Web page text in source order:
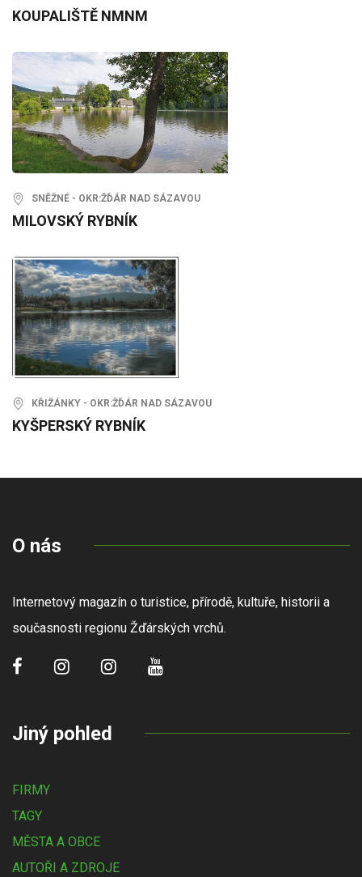
KOUPALIŠTĚ NMNM
SNĚŽNÉ - OKR:ŽĎÁR NAD SÁZAVOU
MILOVSKÝ RYBNÍK
KŘIŽÁNKY - OKR:ŽĎÁR NAD SÁZAVOU
KYŠPERSKÝ RYBNÍK
O nás
Internetový magazín o turistice, přírodě, kultuře, historii a
současnosti regionu Žďárských vrchů.
Jiný pohled
FIRMY
TAGY
MĚSTA A OBCE
AUTOŘI A ZDROJE